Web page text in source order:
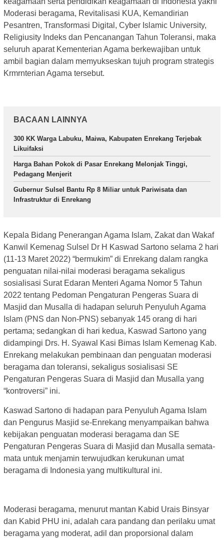
Moderasi beragama, Revitalisasi KUA, Kemandirian
Pesantren, Transformasi Digital, Cyber Islamic University,
Religiusity Indeks dan Pencanangan Tahun Toleransi, maka
seluruh aparat Kementerian Agama berkewajiban untuk
ambil bagian dalam memyukseskan tujuh program strategis
Krmrnterian Agama tersebut.
BACAAN LAINNYA
300 KK Warga Labuku, Maiwa, Kabupaten Enrekang Terjebak
Likuifaksi
Harga Bahan Pokok di Pasar Enrekang Melonjak Tinggi,
Pedagang Menjerit
Gubernur Sulsel Bantu Rp 8 Miliar untuk Pariwisata dan
Infrastruktur di Enrekang
Kepala Bidang Penerangan Agama Islam, Zakat dan Wakaf
Kanwil Kemenag Sulsel Dr H Kaswad Sartono selama 2 hari
(11-13 Maret 2022) “bermukim” di Enrekang dalam rangka
penguatan nilai-nilai moderasi beragama sekaligus
sosialisasi Surat Edaran Menteri Agama Nomor 5 Tahun
2022 tentang Pedoman Pengaturan Pengeras Suara di
Masjid dan Musalla di hadapan seluruh Penyuluh Agama
Islam (PNS dan Non-PNS) sebanyak 145 orang di hari
pertama; sedangkan di hari kedua, Kaswad Sartono yang
didampingi Drs. H. Syawal Kasi Bimas Islam Kemenag Kab.
Enrekang melakukan pembinaan dan penguatan moderasi
beragama dan toleransi, sekaligus sosialisasi SE
Pengaturan Pengeras Suara di Masjid dan Musalla yang
“kontroversi” ini.
Kaswad Sartono di hadapan para Penyuluh Agama Islam
dan Pengurus Masjid se-Enrekang menyampaikan bahwa
kebijakan penguatan moderasi beragama dan SE
Pengaturan Pengeras Suara di Masjid dan Musalla semata-
mata untuk menjamin terwujudkan kerukunan umat
beragama di Indonesia yang multikultural ini.
Moderasi beragama, menurut mantan Kabid Urais Binsyar
dan Kabid PHU ini, adalah cara pandang dan perilaku umat
beragama yang moderat, adil dan proporsional dalam